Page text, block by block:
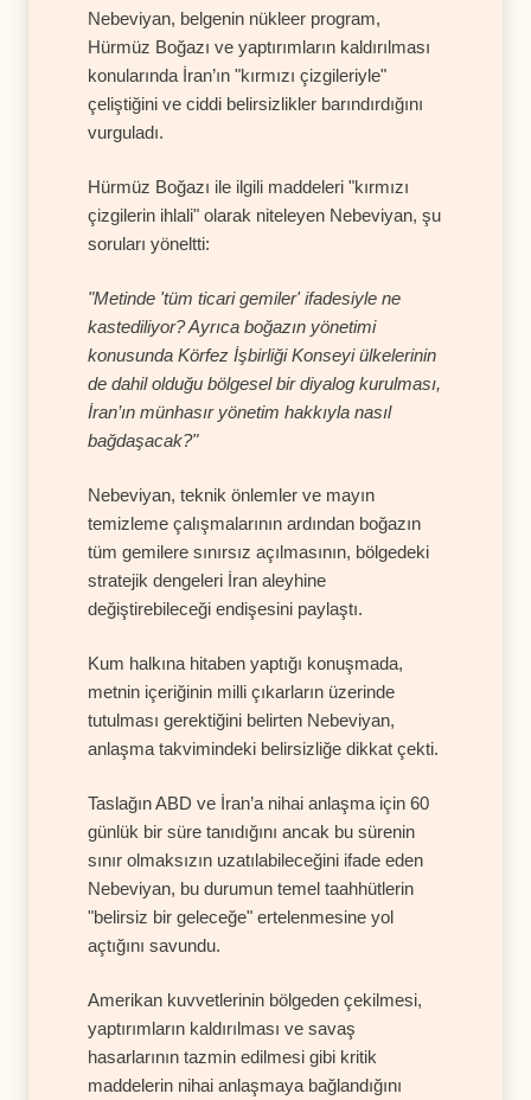
Nebeviyan, belgenin nükleer program,
Hürmüz Boğazı ve yaptırımların kaldırılması
konularında İran’ın "kırmızı çizgileriyle"
çeliştiğini ve ciddi belirsizlikler barındırdığını
vurguladı.
Hürmüz Boğazı ile ilgili maddeleri "kırmızı
çizgilerin ihlali" olarak niteleyen Nebeviyan, şu
soruları yöneltti:
"Metinde 'tüm ticari gemiler' ifadesiyle ne
kastediliyor? Ayrıca boğazın yönetimi
konusunda Körfez İşbirliği Konseyi ülkelerinin
de dahil olduğu bölgesel bir diyalog kurulması,
İran’ın münhasır yönetim hakkıyla nasıl
bağdaşacak?"
Nebeviyan, teknik önlemler ve mayın
temizleme çalışmalarının ardından boğazın
tüm gemilere sınırsız açılmasının, bölgedeki
stratejik dengeleri İran aleyhine
değiştirebileceği endişesini paylaştı.
Kum halkına hitaben yaptığı konuşmada,
metnin içeriğinin milli çıkarların üzerinde
tutulması gerektiğini belirten Nebeviyan,
anlaşma takvimindeki belirsizliğe dikkat çekti.
Taslağın ABD ve İran’a nihai anlaşma için 60
günlük bir süre tanıdığını ancak bu sürenin
sınır olmaksızın uzatılabileceğini ifade eden
Nebeviyan, bu durumun temel taahhütlerin
"belirsiz bir geleceğe" ertelenmesine yol
açtığını savundu.
Amerikan kuvvetlerinin bölgeden çekilmesi,
yaptırımların kaldırılması ve savaş
hasarlarının tazmin edilmesi gibi kritik
maddelerin nihai anlaşmaya bağlandığını